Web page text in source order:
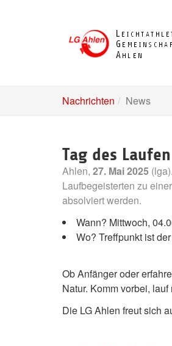
Nachrichten News
Tag des
Ahlen, 27. Mai 2025
Laufbegeisterten zu
absolviert werden.
Wann? Mittwoch,
Wo? Treffpunkt ist
Ob Anfänger oder
Natur. Komm vorbei,
Die LG Ahlen freut sich